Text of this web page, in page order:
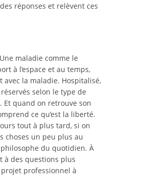
réponses et relèvent ces
maladie comme le
à l’espace et au temps,
avec la maladie. Hospitalisé,
selon le type de
quand on retrouve son
ce qu’est la liberté.
tout à plus tard, si on
choses un peu plus au
du quotidien. À
à des questions plus
professionnel à